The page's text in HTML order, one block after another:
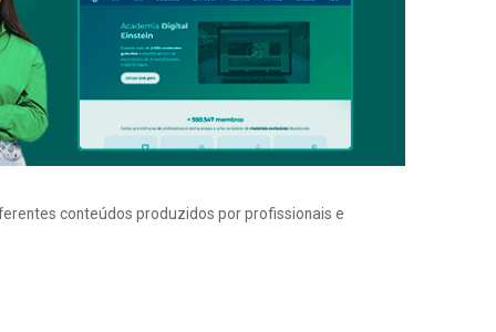
conteúdos produzidos por profissionais e